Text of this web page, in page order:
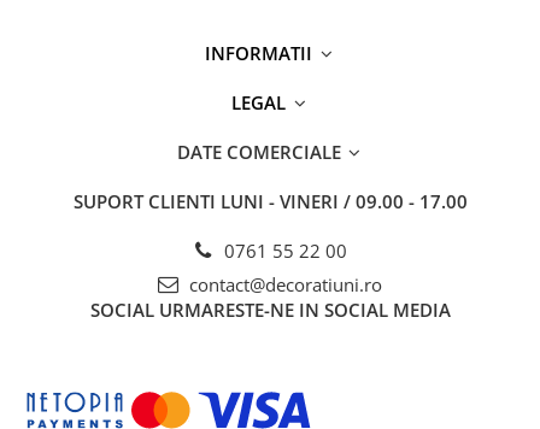
INFORMATII
LEGAL
DATE COMERCIALE
SUPORT CLIENTI LUNI - VINERI / 09.00 - 17.00
0761 55 22 00
contact@decoratiuni.ro
SOCIAL URMARESTE-NE IN SOCIAL MEDIA